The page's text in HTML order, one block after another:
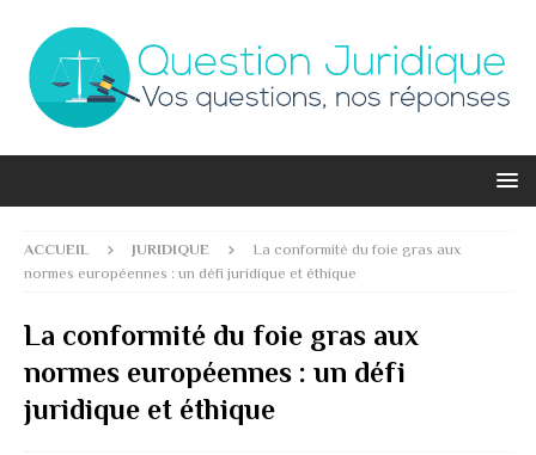
ACCUEIL JURIDIQUE
La conformité du foie gras aux
normes européennes : un défi juridique et éthique
La conformité du foie gras aux
normes européennes : un défi
juridique et éthique